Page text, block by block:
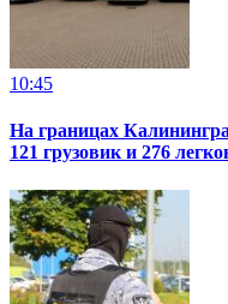
10:45
На границах
121 грузовик и 276